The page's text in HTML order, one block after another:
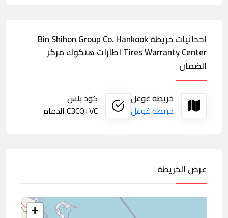
احداثيات خريطة Bin Shihon Group Co. Hankook
Tires Warranty Center اطارات هنكوك مركز
الضمان
خريطة غوغل
خريطة غوغل
كود بلس
C3CQ+VC الدمام
عرض الخريطة
+